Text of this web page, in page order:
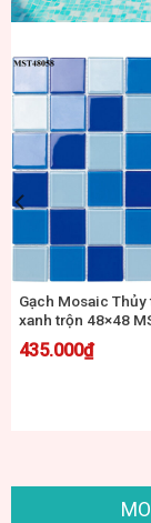
Gạch Mosaic Thủy
xanh trộn 48×48
435.000₫